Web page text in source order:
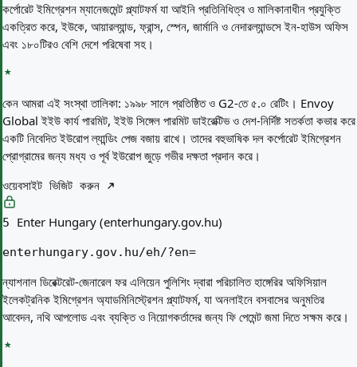
কর্পোরেট ইমিগ্রেশন ম্যানেজমেন্ট প্ল্যাটফর্ম যা আইনি প্রতিনিধিত্ব ও মালিকানাধীন প্রযুক্তি
একত্রিত করে, ইউকে, আয়ারল্যান্ড, ফ্রান্স, স্পেন, জার্মানি ও নেদারল্যান্ডসে ইন-হাউস অফিস
এবং ১৮০টিরও বেশি দেশে পরিষেবা সহ।
কেন আমরা এই সংস্থা তালিকা: ১৯৯৮ সালে প্রতিষ্ঠিত ও G2-তে ৫.০ রেটিং। Envoy
Global ইইউ কার্য পারমিট, ইইউ সিঙ্গেল পারমিট ডাইরেক্টিভ ও দেশ-নির্দিষ্ট সতর্কতা কভার করে
একটি নিবেদিত ইউরোপ ল্যান্ডিং পেজ বজায় রাখে। তাদের বহুভাষিক দল কর্পোরেট ইমিগ্রেশন
প্রোগ্রামের জন্য মধ্য ও পূর্ব ইউরোপ জুড়ে গভীর দক্ষতা প্রদান করে।
ওয়েবসাইট ভিজিট করুন
5 Enter Hungary (enterhungary.gov.hu)
enterhungary.gov.hu/eh/?en=
ন্যাশনাল ডিরেক্টরেট-জেনারেল ফর এলিয়েন পুলিশিং দ্বারা পরিচালিত হাঙ্গেরির অফিসিয়াল
ইলেকট্রনিক ইমিগ্রেশন অ্যাডমিনিস্ট্রেশন প্ল্যাটফর্ম, যা অনলাইনে বসবাসের অনুমতির
আবেদন, নথি আপলোড এবং ব্যক্তি ও নিয়োগকর্তাদের জন্য ফি পেমেন্ট জমা দিতে সক্ষম করে।